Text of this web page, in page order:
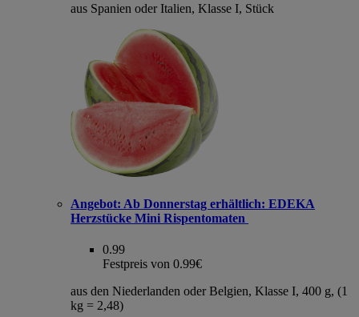
aus Spanien oder Italien, Klasse I, Stück
Angebot: Ab Donnerstag erhältlich: EDEKA
Herzstücke Mini Rispentomaten
0.99
Festpreis von 0.99€
aus den Niederlanden oder Belgien, Klasse I, 400 g, (1
kg = 2,48)